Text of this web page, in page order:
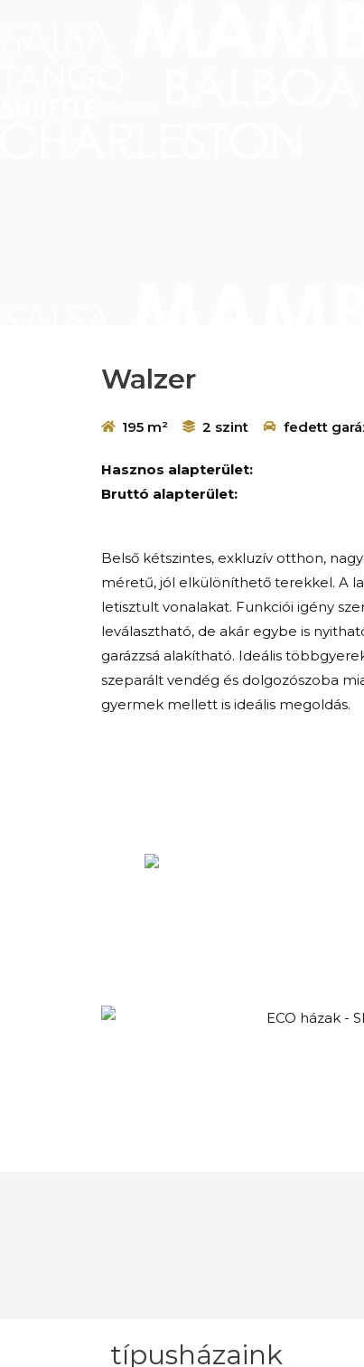
Walzer
195 m² 2 szint fedett
Hasznos alapterület:
Bruttó alapterület:
Belső kétszintes, exkluzív otthon,
méretű, jól elkülöníthető terekkel. A
letisztult vonalakat. Funkciói igény
leválasztható, de akár egybe is
garázzsá alakítható. Ideális
szeparált vendég és dolgozószoba
gyermek mellett is ideális megoldás.
típusházaink